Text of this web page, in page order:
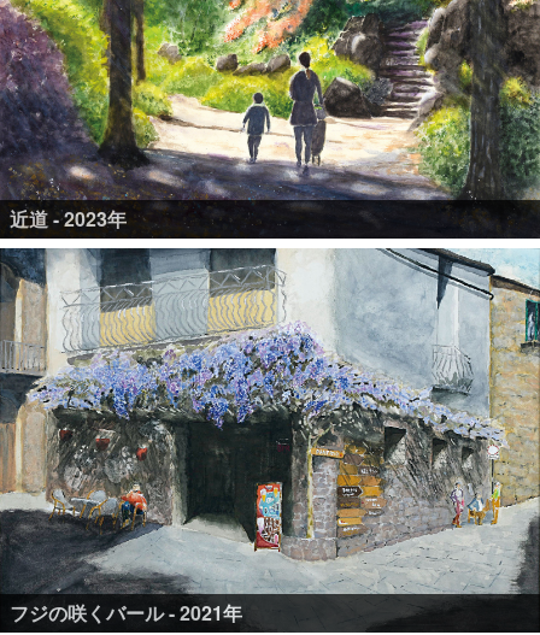
近道 - 2023年
フジの咲くバール - 2021年